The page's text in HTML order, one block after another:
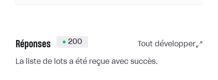
Réponses 200 Tout développer
La liste de lots a été reçue avec succès.